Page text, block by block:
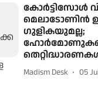
കോർട്ടിസോൾ
മെലാടോണിൻ
ഗുളികയുമല്ല;
Madism Desk 05